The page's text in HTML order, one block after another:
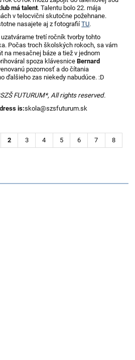
má talent. Talentu bolo 22. mája
v telocvični skutočne požehnane.
nasajete aj z fotografiíTU.
tretí ročník tvorby tohto
Počas troch školských rokoch, sa vám
na mesačnej báze a tiež v jednom
spoza klávesniceBernard
pozornosť a do čítania
ďalšieho zas niekedy nabudúce. :D
FUTURUM*, All rights reserved.
is:skola@szsfuturum.sk
2 3 4 5 6 7
8